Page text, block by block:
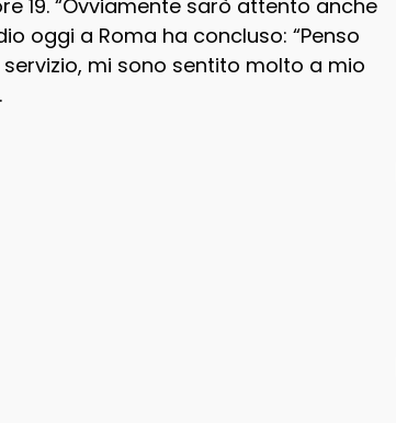
19. “Ovviamente sarò attento anche
oggi a Roma ha concluso: “Penso
mi sono sentito molto a mio